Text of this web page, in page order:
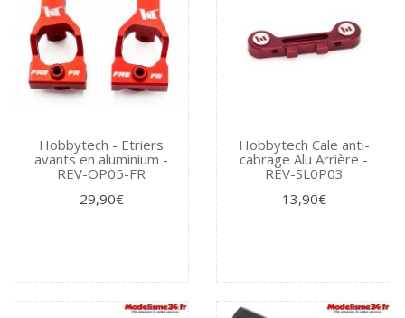
Hobbytech - Etriers
avants en aluminium -
REV-OP05-FR
29,90€
Hobbytech Cale anti-
cabrage Alu Arrière -
REV-SL0P03
13,90€